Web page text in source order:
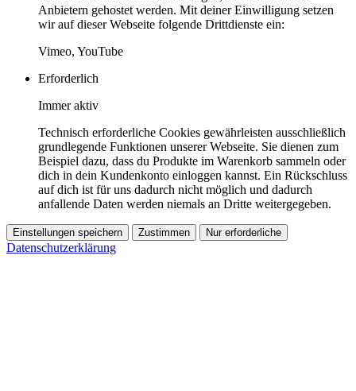
Anbietern gehostet werden. Mit deiner Einwilligung setzen
wir auf dieser Webseite folgende Drittdienste ein:
Vimeo, YouTube
Erforderlich
Immer aktiv
Technisch erforderliche Cookies gewährleisten ausschließlich
grundlegende Funktionen unserer Webseite. Sie dienen zum
Beispiel dazu, dass du Produkte im Warenkorb sammeln oder
dich in dein Kundenkonto einloggen kannst. Ein Rückschluss
auf dich ist für uns dadurch nicht möglich und dadurch
anfallende Daten werden niemals an Dritte weitergegeben.
Einstellungen speichern Zustimmen Nur erforderliche
Datenschutzerklärung